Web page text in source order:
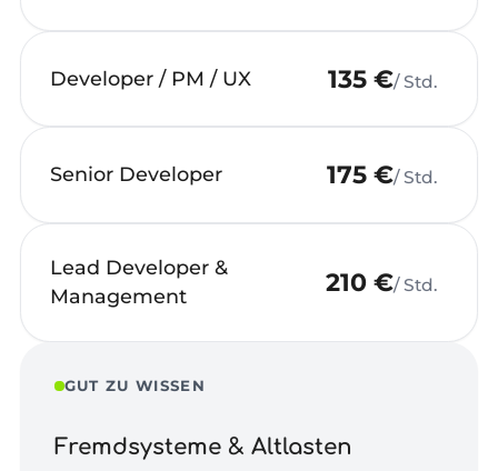
Developer / PM / UX 135 €/ Std.
Senior Developer 175 €/ Std.
Lead Developer &
Management
210 €/ Std.
GUT ZU WISSEN
Fremdsysteme & Altlasten